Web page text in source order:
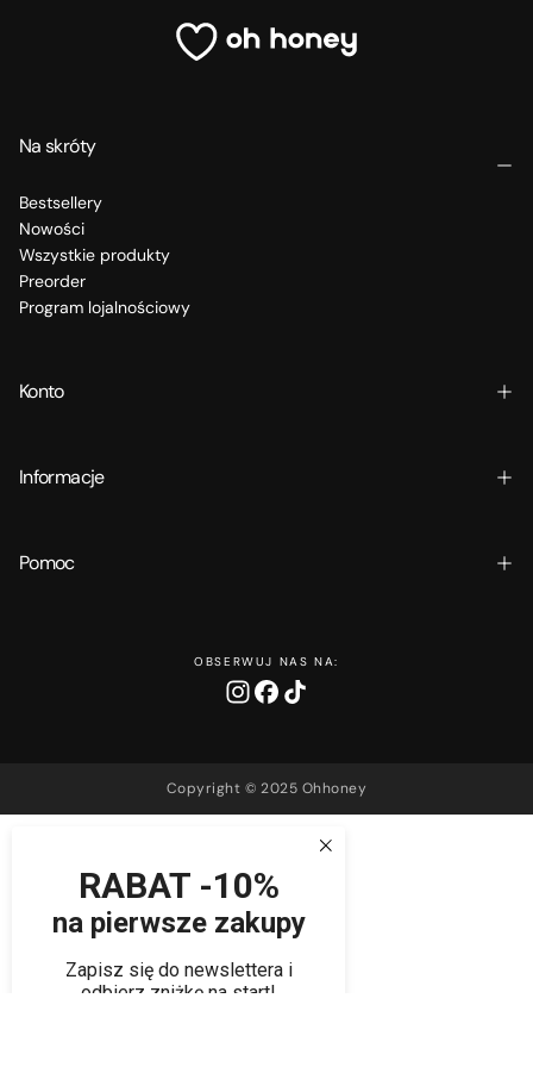
Na skróty
Bestsellery
Nowości
Wszystkie produkty
Preorder
Program lojalnościowy
Konto
Informacje
Pomoc
OBSERWUJ NAS NA:
Copyright © 2025 Ohhoney